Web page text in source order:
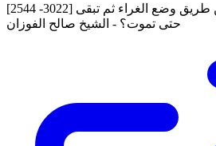
[2544 -3022] ما حكم صيد الفئران عن طريق وضع الغراء ثم تبقى
حتى تموت؟ - الشيخ صالح الفوزان